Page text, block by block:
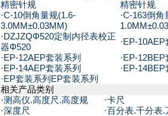
精密针规
精密针规
·C-10倒角量规(1.6-
3.0MM±0.03MM)
·C-163倒角
·DZJZQΦ520定制内径表校正
器Φ520
·EP-10AEP
·EP-12AEP套装系列 ·EP-12BEP
·EP-14AEP套装系列 ·EP-14BEP
·EP套装系列EP套装系列
相关产品类别
·测高仪.高度尺.高度规 ·卡尺
·深度尺 ·百分表.千分表.